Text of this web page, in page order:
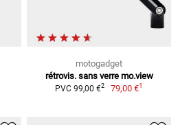
motogadget
rétrovis. sans verre mo.view
PVC 99,00 €2 79,00 €1